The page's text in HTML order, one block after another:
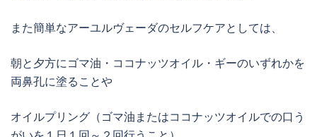
また簡単なアーユルヴェーダのセルフケアとしては、
朝と夕方にゴマ油・ココナッツオイル・ギーのいずれかを
両鼻孔に塗ることや
オイルプリング（ゴマ油またはココナッツオイルでの口う